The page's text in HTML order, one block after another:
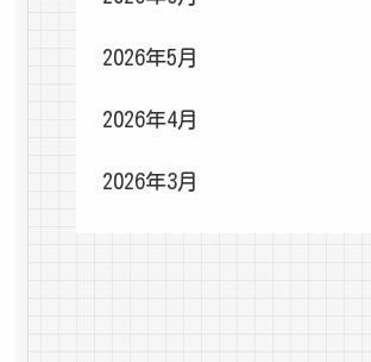
2026年5月
2026年4月
2026年3月